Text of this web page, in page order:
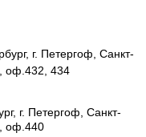
г. Петергоф, Санкт-
оф.432, 434
г. Петергоф, Санкт-
оф.440